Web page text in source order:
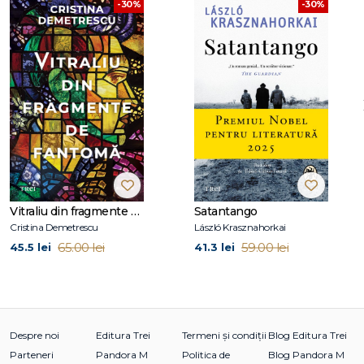
Omul de zăpadă, a fost realizat filmul omonim, iar Vânătorii
de capete a stat la baza filmului cu același nume, lansat în
2011 și nominalizat, printre altele, la Premiul BAFTA pentru
cel mai bun film străin.
La Editura Trei au apărut romanele Fiul, Vânătorii de capete,
Regatul, duologia Sânge pe zăpadă și Soare în miez de
noapte, primele nouă volume din seria Harry Hole: Liliacul,
Cărăbușii, Pasărea cu piept roșu, Nemesis, Steaua diavolului,
Mântuitorul, Omul de zăpadă, Leopardul, Fantoma —
precum și volumele de povestiri Specialistul în gelozie și
Insula Șobolanilor.
-30%
Vitraliu din fragmente de fantomă
Cristina Demetrescu
45.5 lei 65.00 lei
-30%
Satantango
László Krasznahorkai
41.3 lei 59.00 lei
Despre noi
Parteneri
Editura Trei
Pandora M
Termeni și condiții
Politica de
Blog Editura Trei
Blog Pandora M